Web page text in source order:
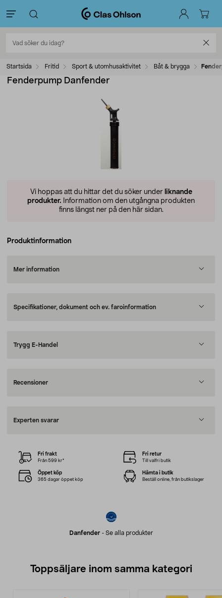
Startsida Fritid Sport & utomhusaktivitet Båt & brygga
Fenderpump Danfender
Vi hoppas att du hittar det du söker under liknande
produkter. Information om den utgångna produkten
finns längst ner på den här sidan.
Produktinformation
Mer information
Specifikationer, dokument och ev. faroinformation
Trygg E-Handel
Recensioner
Experten svarar
Danfender- Se alla produkter
Fri frakt
Från 599 kr*
Fri retur
Till valfri butik
Öppet köp
365 dagar öppet köp
Hämta i butik
Beställ online, från butikslager
Toppsäljare inom samma kategori